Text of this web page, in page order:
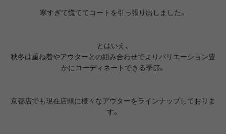
寒すぎて慌ててコートを引っ張り出しました。
とはいえ、
秋冬は重ね着やアウターとの組み合わせでよりバリエーション豊
かにコーディネートできる季節。
京都店でも現在店頭に様々なアウターをラインナップしておりま
す。